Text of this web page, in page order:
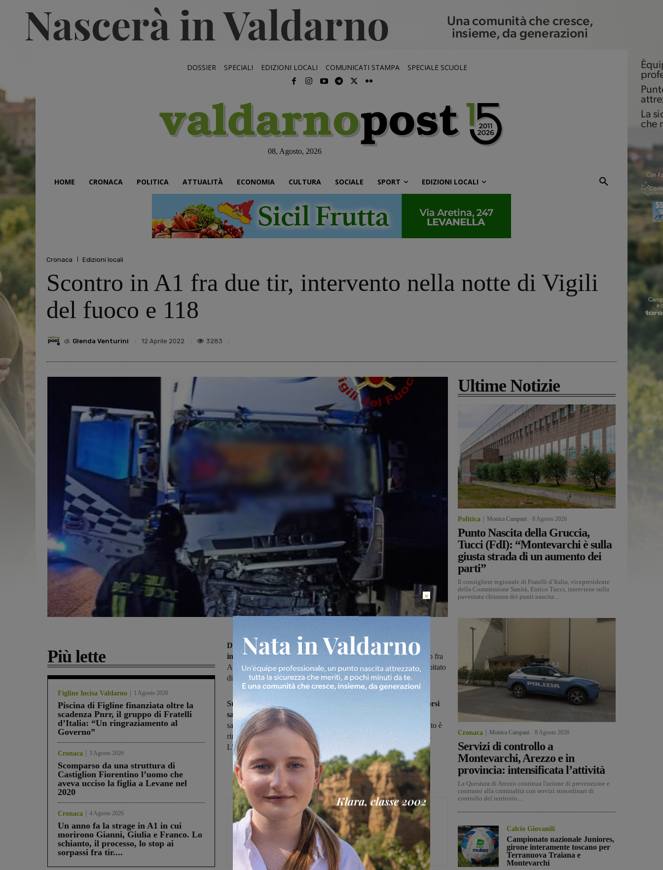
DOSSIER SPECIALI EDIZIONI LOCALI COMUNICATI STAMPA SPECIALE SCUOLE
08, Agosto, 2026
HOME CRONACA POLITICA ATTUALITÀ ECONOMIA CULTURA SOCIALE SPORT EDIZIONI LOCALI
Cronaca Edizioni locali
Scontro in A1 fra due tir, intervento nella notte di Vigili
del fuoco e 118
di Glenda Venturini 12 Aprile 2022 3283
Più lette
Figline Incisa Valdarno 1 Agosto 2026
Piscina di Figline finanziata oltre la
scadenza Pnrr, il gruppo di Fratelli
d’Italia: “Un ringraziamento al
Governo”
Cronaca 3 Agosto 2026
Scomparso da una struttura di
Castiglion Fiorentino l’uomo che
aveva ucciso la figlia a Levane nel
2020
Cronaca 4 Agosto 2026
Un anno fa la strage in A1 in cui
morirono Gianni, Giulia e Franco. Lo
schianto, il processo, lo stop ai
sorpassi fra tir....
Due mezzi pesanti sono rimasti coinvolti, questa notte, in un
incidente stradalementre percorrevano l’Autostrada A1 nel tratto fra
Arezzo e Valdarno, in direzione nord, all’altezza all’incirca dell’abitato
di Montalto. Lo scontro è avvenuto poco prima dell’1 di notte.
Sul posto sono intervenuti i Vigili del fuoco di Arezzo e i soccorsi
sanitari. I due conducenti sono stati presi in carico dal personale
sanitario del 118 per le cure del caso. Il tratto interessato dall’evento è
rimasto chiuso per il tempo necessario alle operazioni di soccorso.
L’intervento si è concluso poco prima delle 4 del mattino.
Glenda Venturini
Capo redattore
Ultime Notizie
Politica Monica Campani 8 Agosto 2026
Punto Nascita della Gruccia,
Tucci (FdI): “Montevarchi è sulla
giusta strada di un aumento dei
parti”
Il consigliere regionale di Fratelli d’Italia, vicepresidente
della Commissione Sanità, Enrico Tucci, interviene sulla
paventata chiusura dei punti nascita...
Cronaca Monica Campani 8 Agosto 2026
Servizi di controllo a
Montevarchi, Arezzo e in
provincia: intensificata l’attività
La Questura di Arezzo continua l'azione di prevenzione e
contrasto alla criminalità con servizi straordinari di
controllo del territorio....
Calcio Giovanili
Campionato nazionale Juniores,
girone interamente toscano per
Terranuova Traiana e
Montevarchi
×